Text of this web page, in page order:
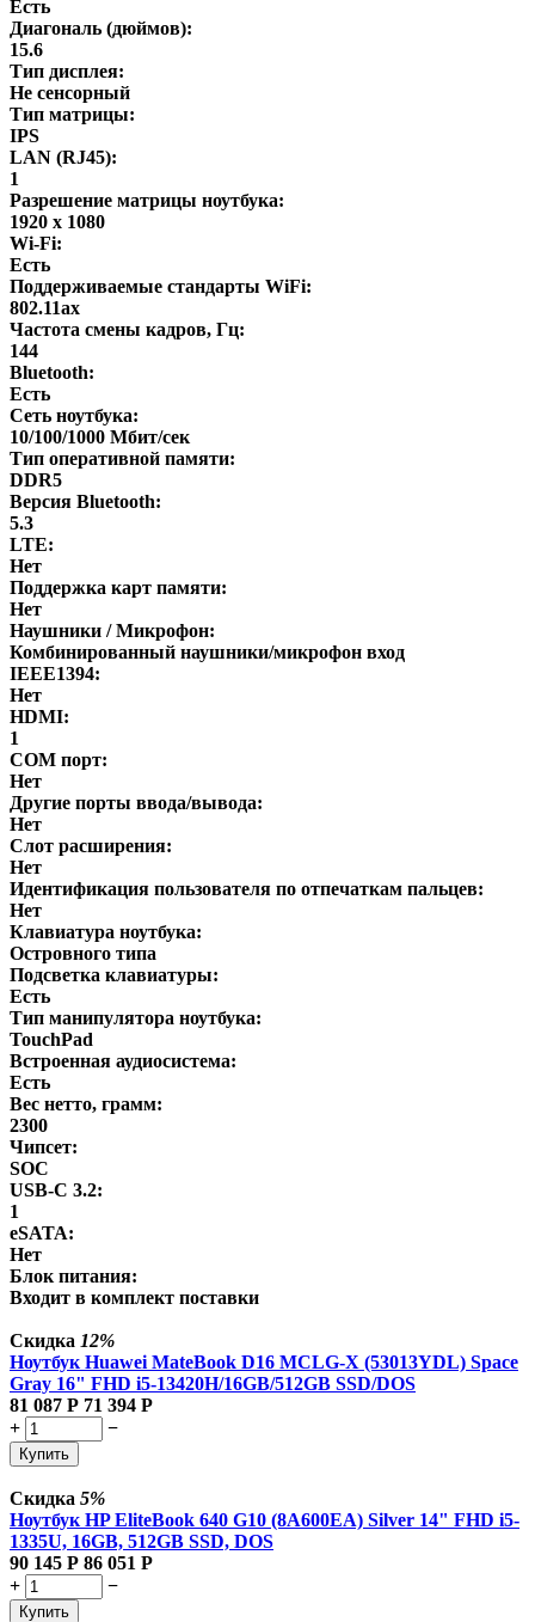
Есть
Диагональ (дюймов):
15.6
Тип дисплея:
Не сенсорный
Тип матрицы:
IPS
LAN (RJ45):
1
Разрешение матрицы ноутбука:
1920 x 1080
Wi-Fi:
Есть
Поддерживаемые стандарты WiFi:
802.11ax
Частота смены кадров, Гц:
144
Bluetooth:
Есть
Сеть ноутбука:
10/100/1000 Мбит/сек
Тип оперативной памяти:
DDR5
Версия Bluetooth:
5.3
LTE:
Нет
Поддержка карт памяти:
Нет
Наушники / Микрофон:
Комбинированный наушники/микрофон вход
IEEE1394:
Нет
HDMI:
1
COM порт:
Нет
Другие порты ввода/вывода:
Нет
Слот расширения:
Нет
Идентификация пользователя по отпечаткам пальцев:
Нет
Клавиатура ноутбука:
Островного типа
Подсветка клавиатуры:
Есть
Тип манипулятора ноутбука:
TouchPad
Встроенная аудиосистема:
Есть
Вес нетто, грамм:
2300
Чипсет:
SOC
USB-C 3.2:
1
eSATA:
Нет
Блок питания:
Входит в комплект поставки
Скидка 12%
Ноутбук Huawei MateBook D16 MCLG-X (53013YDL) Space
Gray 16" FHD i5-13420H/16GB/512GB SSD/DOS
81 087 Р 71 394 Р
+
−
Купить
Скидка 5%
Ноутбук HP EliteBook 640 G10 (8A600EA) Silver 14" FHD i5-
1335U, 16GB, 512GB SSD, DOS
90 145 Р 86 051 Р
+
−
Купить